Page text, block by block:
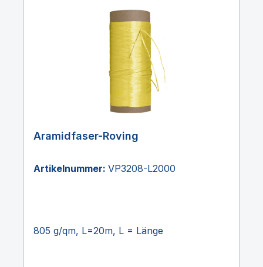
Aramidfaser-Roving
Artikelnummer: VP3208-L2000
805 g/qm, L=20m, L = Länge